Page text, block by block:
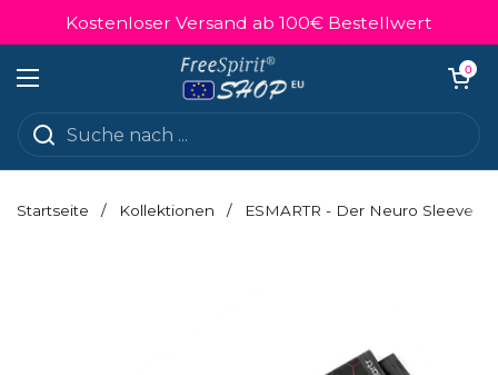
Zum Inhalt springen
Kostenloser Versand ab 100€ Bestellwert
Menü öffnen
Warenkorb
0
Startseite / Kollektionen / ESMARTR - Der Neuro Sleeve